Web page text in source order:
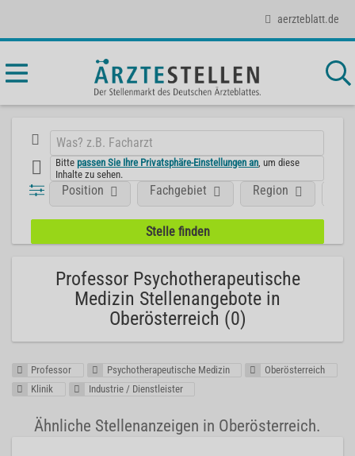
aerzteblatt.de
Bittepassen Sie Ihre Privatsphäre-Einstellungen an , um diese
Inhalte zu sehen.
Position Fachgebiet Region
Professor Psychotherapeutische
Medizin Stellenangebote in
Oberösterreich (0)
Professor Psychotherapeutische Medizin
Oberösterreich
Klinik
Industrie / Dienstleister
Ähnliche Stellenanzeigen in Oberösterreich.